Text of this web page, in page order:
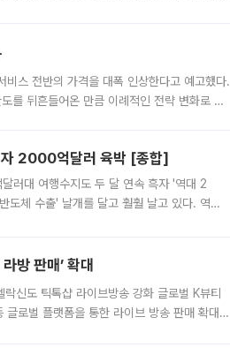
스 전반의 가격을 대폭 인상한다고 예고했다.
를 뒤흔들어온 만큼 이례적인 전략 변화로 평
자 2000억달러 육박 [종합]
러대 여행수지도 두 달 연속 흑자 '역대 2
도체 수출' 날개를 달고 훨훨 날고 있다. 역대
방 판매’ 확대
신도 틱톡샵 라이브방송 강화 글로벌 K뷰티
로벌 플랫폼을 통한 라이브 방송 판매 확대에